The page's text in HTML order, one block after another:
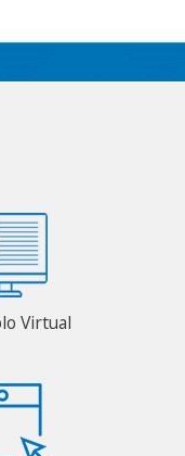
Virtual